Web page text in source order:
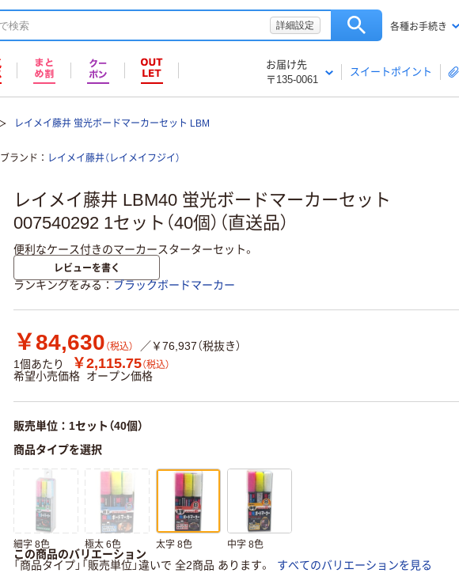
詳細設定 各種お手続き
お届け先
〒135-0061
スイートポイント
レイメイ藤井 蛍光ボードマーカーセット LBM
ブランド レイメイ藤井（レイメイフジイ）
レイメイ藤井 LBM40 蛍光ボードマーカーセット
007540292 1セット（40個）（直送品）
便利なケース付きのマーカースターターセット。
レビューを書く
ランキングをみる ブラックボードマーカー
￥84,630 （税込）
／￥76,937（税抜き）
1個あたり
￥2,115.75（税込）
希望小売価格 オープン価格
販売単位：1セット（40個）
商品タイプを選択
細字 8色 極太 6色 太字 8色 中字 8色
この商品のバリエーション
「商品タイプ」「販売単位」違いで 全2商品 あります。
すべてのバリエーションを見る